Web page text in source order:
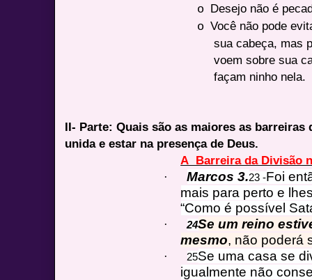
o Desejo não é
o Você não pode
sua cabeça, mas
voem sobre sua
façam ninho nela.
II- Parte: Quais são as maiores as barreiras
unida e estar na presença de Deus.
A Barreira da Divisão
·
Marcos 3.23 -Foi
mais para perto e
“Como é possível
· 24Se um reino
mesmo, não poderá
· 25Se uma casa se
igualmente não